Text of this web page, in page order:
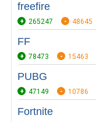
freefire
265247 48645
FF
78473 15463
PUBG
47149 10786
Fortnite